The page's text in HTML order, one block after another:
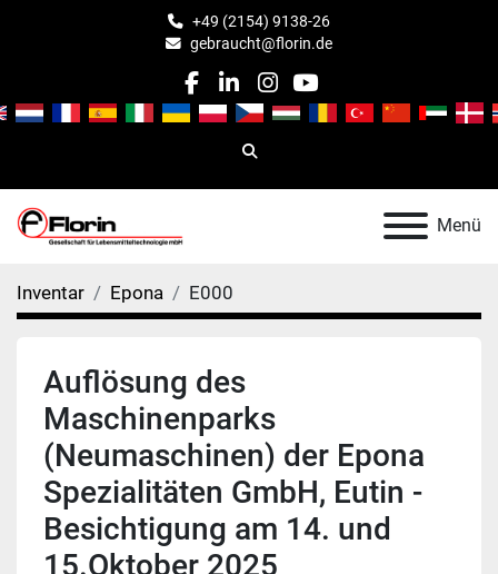
+49 (2154) 9138-26
gebraucht@florin.de
facebook
linkedin
instagram
youtube
Suche
Menü
Inventar Epona E000
Auflösung des
Maschinenparks
(Neumaschinen) der Epona
Spezialitäten GmbH, Eutin -
Besichtigung am 14. und
15.Oktober 2025